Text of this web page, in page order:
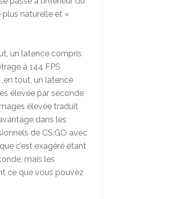
plus naturelle et «
un latence compris
à 144 FPS
tout, un latence
élevée par seconde
élevée traduit
dans les
de CS:GO avec
c’est exagéré étant
mais les
ce que vous pouvez